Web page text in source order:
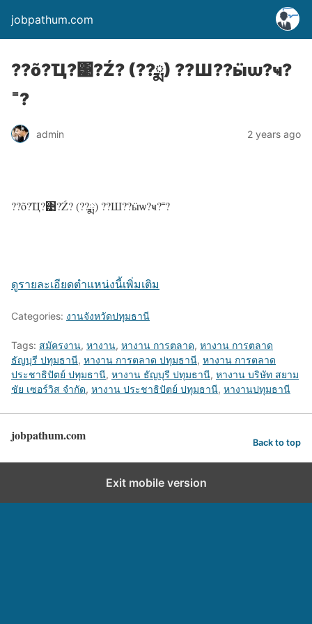
jobpathum.com
??õ?Ҵ?͹?Ź? (??ྨ) ??Ш??ӹѡ?ҹ?
˭?
admin 2 years ago
??õ?Ҵ?͹?Ź? (??ྨ) ??Ш??ӹѡ?ҹ?˭?
ดูรายละเอียดตำแหน่งนี้เพิ่มเติม
Categories: งานจังหวัดปทุมธานี
Tags: สมัครงาน, หางาน, หางาน การตลาด, หางาน การตลาด
ธัญบุรี ปทุมธานี, หางาน การตลาด ปทุมธานี, หางาน การตลาด
ประชาธิปัตย์ ปทุมธานี, หางาน ธัญบุรี ปทุมธานี, หางาน บริษัท สยาม
ชัย เซอร์วิส จำกัด, หางาน ประชาธิปัตย์ ปทุมธานี, หางานปทุมธานี
jobpathum.com Back to top
Exit mobile version